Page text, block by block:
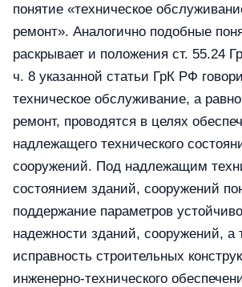
понятие «техническое
ремонт». Аналогично подобные
раскрывает и положения ст. 55.24
ч. 8 указанной статьи ГрК РФ
техническое обслуживание, а
ремонт, проводятся в целях
надлежащего технического
сооружений. Под надлежащим
состоянием зданий, сооружений
поддержание параметров
надежности зданий, сооружений, а
исправность строительных
инженерно-технического